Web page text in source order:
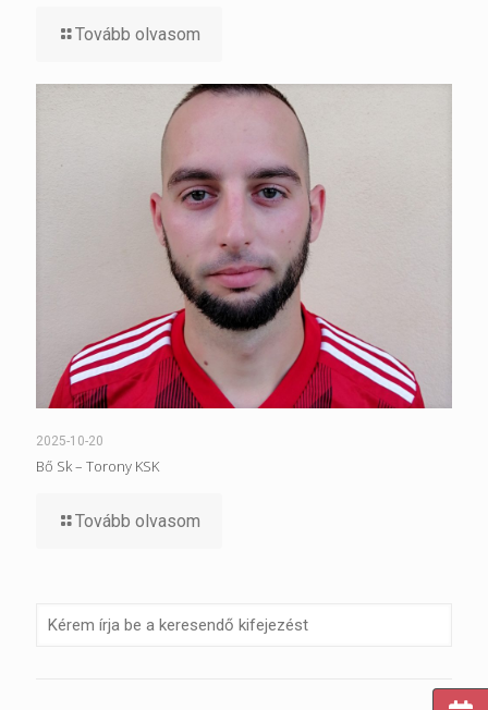
Tovább olvasom
2025-10-20
Bő Sk – Torony KSK
Tovább olvasom